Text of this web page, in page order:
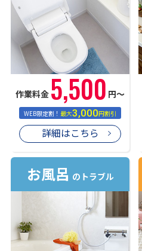
作業料金 5,500 円〜
WEB限定割！最大3,000円割引
詳細はこちら
お風呂 のトラブル